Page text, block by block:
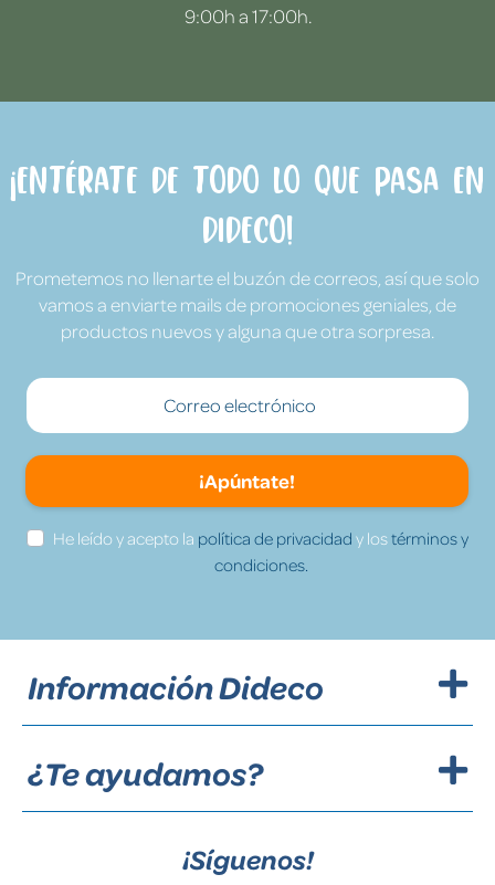
9:00h a 17:00h.
¡Entérate de todo lo que pasa en
Dideco!
Prometemos no llenarte el buzón de correos, así que solo
vamos a enviarte mails de promociones geniales, de
productos nuevos y alguna que otra sorpresa.
¡Apúntate!
He leído y acepto la política de privacidad y lostérminos y
condiciones.
Información Dideco
¿Te ayudamos?
¡Síguenos!